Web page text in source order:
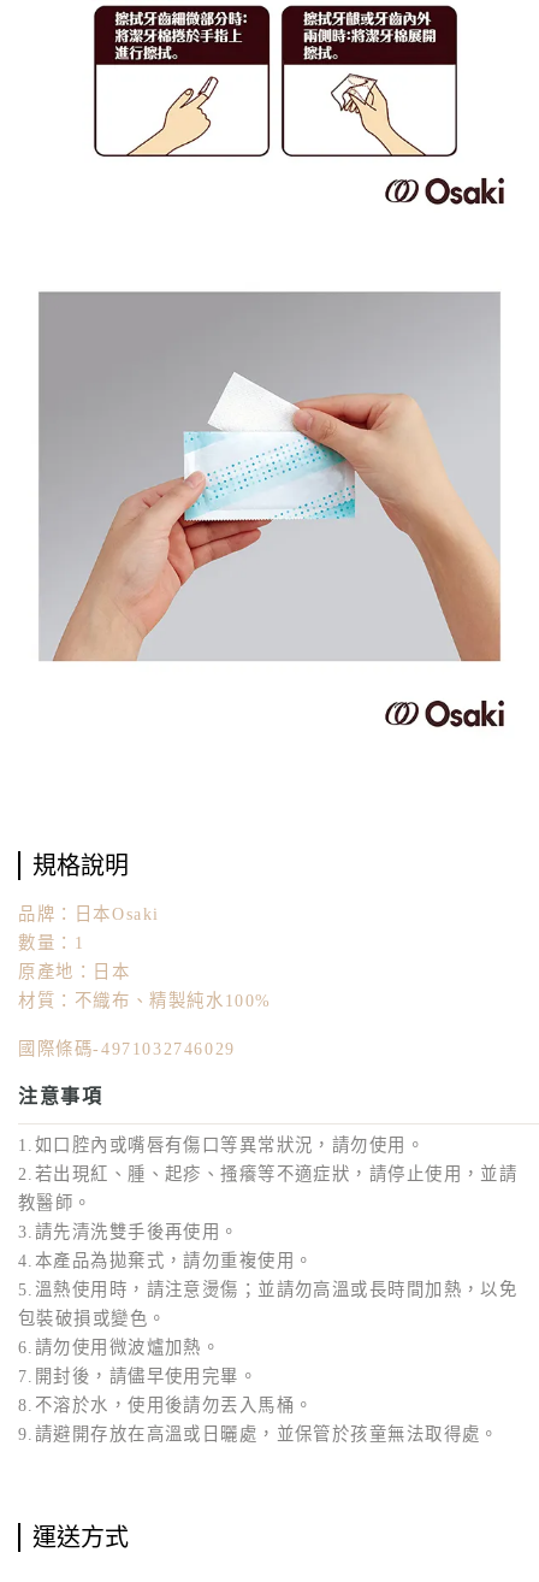
規格說明
品牌：日本Osaki
數量：1
原產地：日本
材質：不織布、精製純水100%
國際條碼-4971032746029
注意事項
1.如口腔內或嘴唇有傷口等異常狀況，請勿使用。
2.若出現紅、腫、起疹、搔癢等不適症狀，請停止使用，並請
教醫師。
3.請先清洗雙手後再使用。
4.本產品為拋棄式，請勿重複使用。
5.溫熱使用時，請注意燙傷；並請勿高溫或長時間加熱，以免
包裝破損或變色。
6.請勿使用微波爐加熱。
7.開封後，請儘早使用完畢。
8.不溶於水，使用後請勿丟入馬桶。
9.請避開存放在高溫或日曬處，並保管於孩童無法取得處。
運送方式